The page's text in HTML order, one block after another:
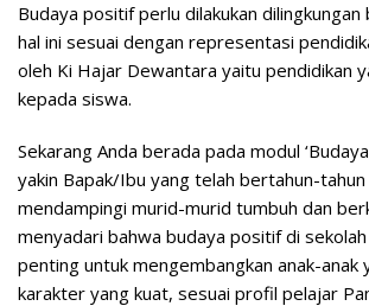
Budaya positif perlu dilakukan dilingkungan
hal ini sesuai dengan representasi
oleh Ki Hajar Dewantara yaitu pendidikan
kepada siswa.
Sekarang Anda berada pada modul
yakin Bapak/Ibu yang telah bertahun-
mendampingi murid-murid tumbuh dan
menyadari bahwa budaya positif di
penting untuk mengembangkan anak-anak
karakter yang kuat, sesuai profil pelajar